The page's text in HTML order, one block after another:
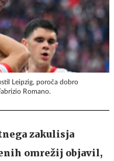
Leipzig, poroča dobro
Romano.
zakulisja
omrežij objavil,